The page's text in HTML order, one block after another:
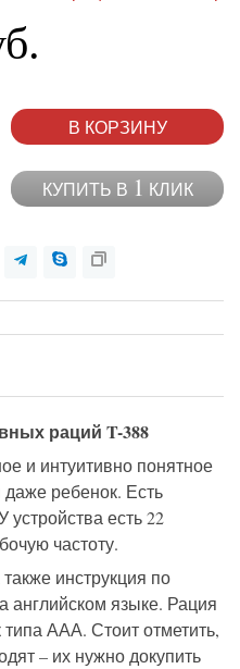
В КОРЗИНУ
КУПИТЬ В 1 КЛИК
раций T-388
и интуитивно понятное
ребенок. Есть
есть 22
частоту.
инструкция по
английском языке. Рация
типа ААА. Стоит отметить,
– их нужно докупить